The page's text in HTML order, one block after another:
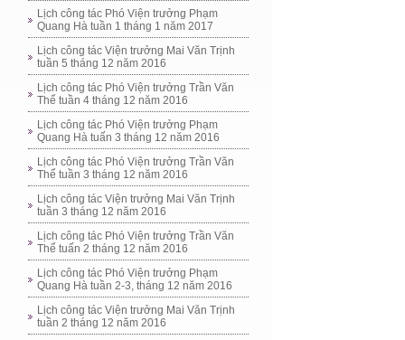
Lịch công tác Phó Viện trưởng Phạm
Quang Hà tuần 1 tháng 1 năm 2017
Lịch công tác Viện trưởng Mai Văn Trịnh
tuần 5 tháng 12 năm 2016
Lịch công tác Phó Viện trưởng Trần Văn
Thể tuần 4 tháng 12 năm 2016
Lịch công tác Phó Viện trưởng Phạm
Quang Hà tuấn 3 tháng 12 năm 2016
Lịch công tác Phó Viện trưởng Trần Văn
Thể tuần 3 tháng 12 năm 2016
Lịch công tác Viện trưởng Mai Văn Trịnh
tuần 3 tháng 12 năm 2016
Lịch công tác Phó Viện trưởng Trần Văn
Thể tuấn 2 tháng 12 năm 2016
Lịch công tác Phó Viện trưởng Phạm
Quang Hà tuần 2-3, tháng 12 năm 2016
Lịch công tác Viện trưởng Mai Văn Trịnh
tuần 2 tháng 12 năm 2016